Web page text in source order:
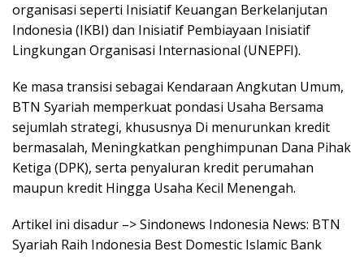
organisasi seperti Inisiatif Keuangan Berkelanjutan
Indonesia (IKBI) dan Inisiatif Pembiayaan Inisiatif
Lingkungan Organisasi Internasional (UNEPFI).
Ke masa transisi sebagai Kendaraan Angkutan Umum,
BTN Syariah memperkuat pondasi Usaha Bersama
sejumlah strategi, khususnya Di menurunkan kredit
bermasalah, Meningkatkan penghimpunan Dana Pihak
Ketiga (DPK), serta penyaluran kredit perumahan
maupun kredit Hingga Usaha Kecil Menengah.
Artikel ini disadur –> Sindonews Indonesia News: BTN
Syariah Raih Indonesia Best Domestic Islamic Bank